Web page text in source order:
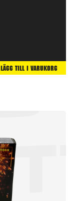
Lägg Till I Varukorg